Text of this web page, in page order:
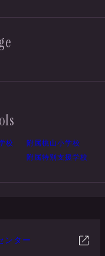
校
附属桃山小学校
附属特別支援学校
ンター